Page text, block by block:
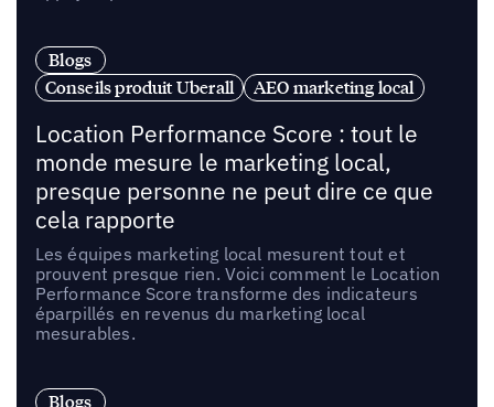
Blogs
Conseils produit Uberall
AEO marketing local
Location Performance Score : tout le
monde mesure le marketing local,
presque personne ne peut dire ce que
cela rapporte
Les équipes marketing local mesurent tout et
prouvent presque rien. Voici comment le Location
Performance Score transforme des indicateurs
éparpillés en revenus du marketing local
mesurables.
Blogs